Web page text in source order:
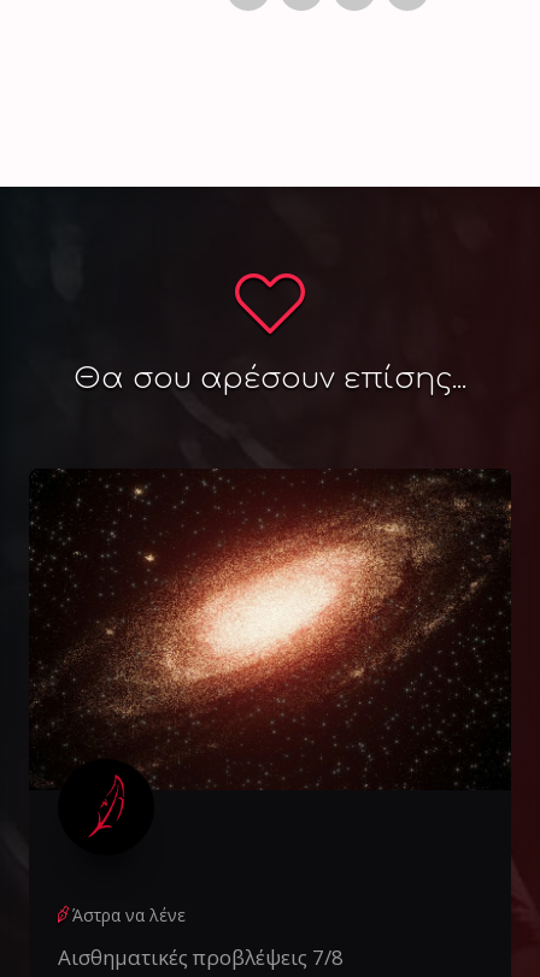
Θα σου αρέσουν επίσης...
Άστρα να λένε
Αισθηματικές προβλέψεις 7/8